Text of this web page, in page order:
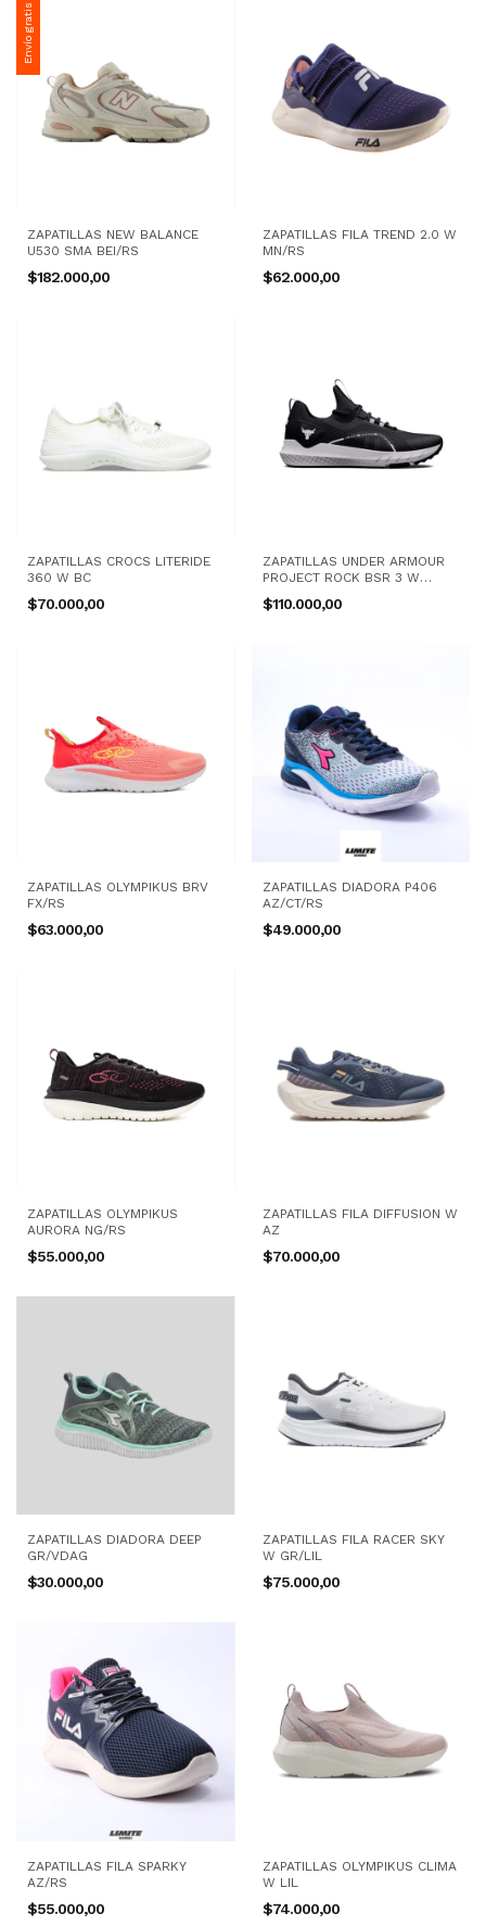
Envío gratis
ZAPATILLAS NEW BALANCE
U530 SMA BEI/RS
$182.000,00
ZAPATILLAS FILA TREND 2.0 W
MN/RS
$62.000,00
ZAPATILLAS CROCS LITERIDE
360 W BC
$70.000,00
ZAPATILLAS UNDER ARMOUR
PROJECT ROCK BSR 3 W
NG/BC
$110.000,00
ZAPATILLAS OLYMPIKUS BRV
FX/RS
$63.000,00
ZAPATILLAS DIADORA P406
AZ/CT/RS
$49.000,00
ZAPATILLAS OLYMPIKUS
AURORA NG/RS
$55.000,00
ZAPATILLAS FILA DIFFUSION W
AZ
$70.000,00
ZAPATILLAS DIADORA DEEP
GR/VDAG
$30.000,00
ZAPATILLAS FILA RACER SKY
W GR/LIL
$75.000,00
ZAPATILLAS FILA SPARKY
AZ/RS
$55.000,00
ZAPATILLAS OLYMPIKUS CLIMA
W LIL
$74.000,00